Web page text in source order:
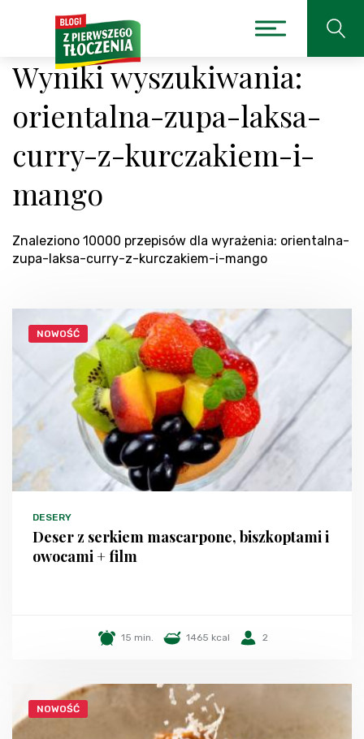
Wyniki wyszukiwania:
orientalna-zupa-laksa-
curry-z-kurczakiem-i-
mango
Znaleziono 10000 przepisów dla wyrażenia: orientalna-
zupa-laksa-curry-z-kurczakiem-i-mango
NOWOŚĆ
DESERY
Deser z serkiem mascarpone, biszkoptami i
owocami + film
15 min. 1465 kcal 2
NOWOŚĆ